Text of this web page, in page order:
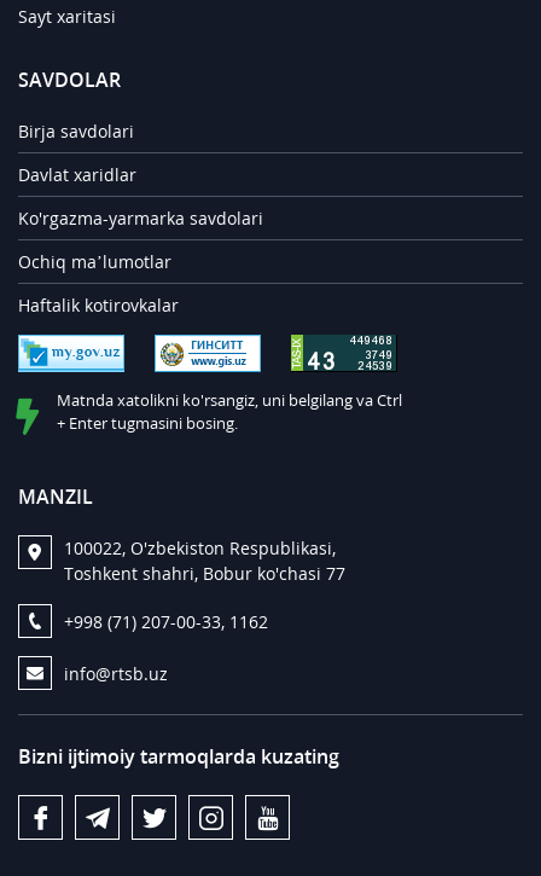
Sayt xaritasi
SAVDOLAR
Birja savdolari
Davlat xaridlar
Ko'rgazma-yarmarka savdolari
Ochiq ma’lumotlar
Haftalik kotirovkalar
Matnda xatolikni ko'rsangiz, uni belgilang va Ctrl
+ Enter tugmasini bosing.
MANZIL
100022, O'zbekiston Respublikasi,
Toshkent shahri, Bobur ko'chasi 77
+998 (71) 207-00-33, 1162
info@rtsb.uz
Bizni ijtimoiy tarmoqlarda kuzating